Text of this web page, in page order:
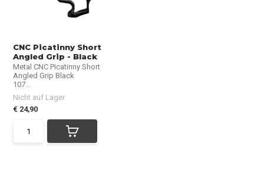
CNC Picatinny Short
Angled Grip - Black
Metal CNC Picatinny Short
Angled Grip Black
107...
Nicht auf Lager
€ 24,90